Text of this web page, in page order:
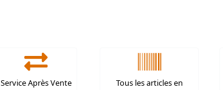
Service Après Vente
Tous les articles en